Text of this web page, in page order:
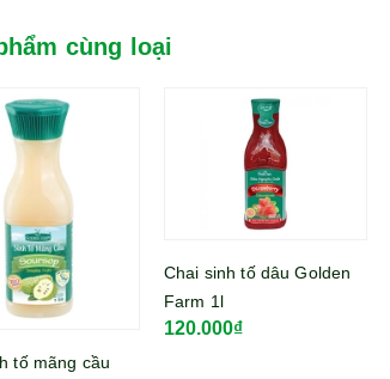
cùng loại
tố mãng cầu
Chai sinh tố dâu Golden
Farm 1l
120.000₫